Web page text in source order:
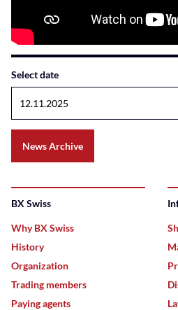
Select date
News Archive
BX Swiss
Why BX Swiss
History
Organization
Trading members
Paying agents